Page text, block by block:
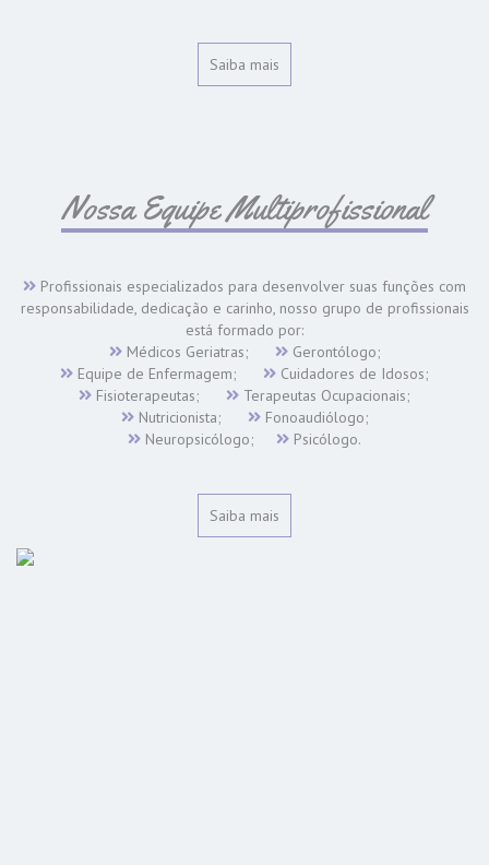
Saiba mais
Nossa Equipe Multiprofissional
Profissionais especializados para desenvolver suas funções com
responsabilidade, dedicação e carinho, nosso grupo de profissionais
está formado por:
Médicos Geriatras;
Gerontólogo;
Equipe de Enfermagem;
Cuidadores de Idosos;
Fisioterapeutas;
Terapeutas Ocupacionais;
Nutricionista;
Fonoaudiólogo;
Neuropsicólogo;
Psicólogo.
Saiba mais